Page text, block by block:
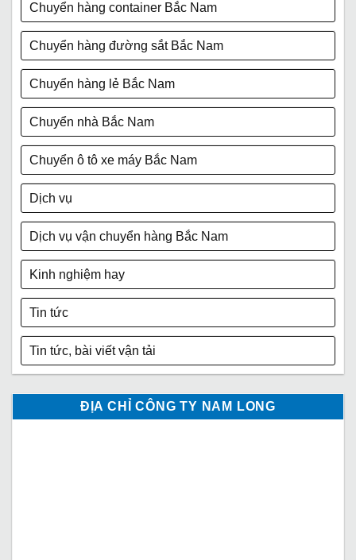
Chuyển hàng container Bắc Nam
Chuyển hàng đường sắt Bắc Nam
Chuyển hàng lẻ Bắc Nam
Chuyển nhà Bắc Nam
Chuyển ô tô xe máy Bắc Nam
Dịch vụ
Dịch vụ vận chuyển hàng Bắc Nam
Kinh nghiệm hay
Tin tức
Tin tức, bài viết vận tải
ĐỊA CHỈ CÔNG TY NAM LONG